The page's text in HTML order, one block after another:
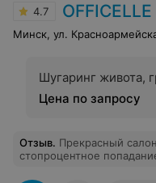
4.7 OFFICELLE
Минск, ул.
Шугаринг живота,
Цена по запросу
Отзыв. Прекрасный
стопроцентное